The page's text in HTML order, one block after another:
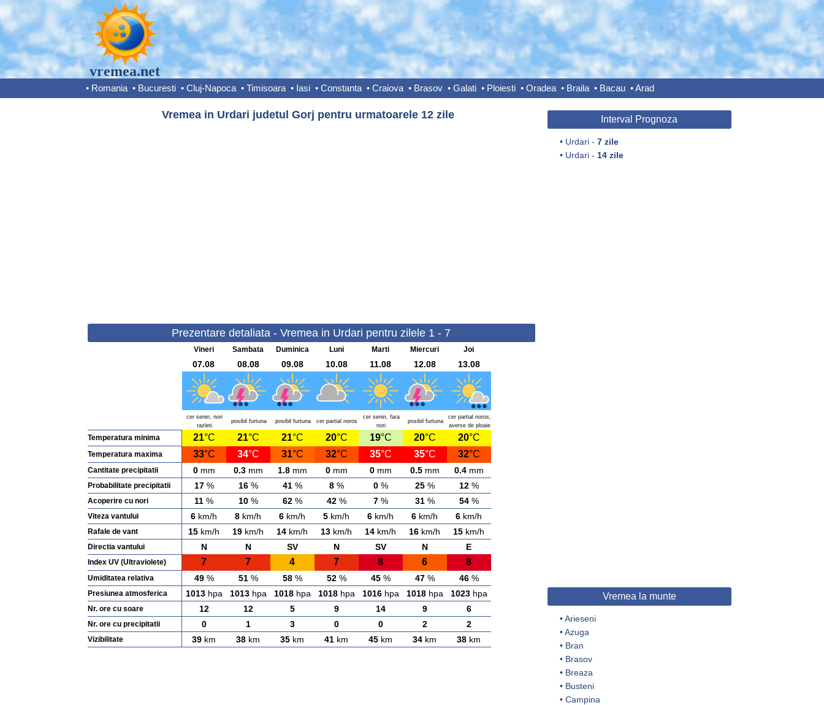
vremea.net
• Romania • Bucuresti • Cluj-Napoca • Timisoara • Iasi • Constanta • Craiova • Brasov • Galati • Ploiesti • Oradea • Braila • Bacau •Arad
Vremea in Urdari judetul Gorj pentru urmatoarele 12 zile
Prezentare detaliata - Vremea in Urdari pentru zilele 1 - 7
Vineri Sambata Duminica Luni Marti Miercuri Joi
07.08 08.08 09.08 10.08 11.08 12.08 13.08
cer senin, nori
razleti
posibil furtuna posibil furtuna cer partial noros
cer senin, fara
nori
posibil furtuna
cer partial noros,
averse de ploaie
Temperatura minima 21°C 21°C 21°C 20°C 19°C 20°C 20°C
Temperatura maxima 33°C 34°C 31°C 32°C 35°C 35°C 32°C
Cantitate precipitatii 0mm 0.3mm 1.8mm 0mm 0mm 0.5mm 0.4mm
Probabilitate precipitatii 17% 16% 41% 8% 0% 25% 12%
Acoperire cu nori 11 % 10% 62% 42% 7% 31% 54%
Viteza vantului 6 km/h 8 km/h 6 km/h 5 km/h 6 km/h 6 km/h 6 km/h
Rafale de vant 15 km/h 19 km/h 14 km/h 13 km/h 14 km/h 16 km/h 15 km/h
Directia vantului N N SV N SV N E
Index UV (Ultraviolete) 7 7 4 7 8 6 8
Umiditatea relativa 49% 51% 58% 52% 45% 47% 46%
Presiunea atmosferica 1013hpa 1013hpa 1018hpa 1018hpa 1016hpa 1018hpa 1023hpa
Nr. ore cu soare 12 12 5 9 14 9 6
Nr. ore cu precipitatii 0 1 3 0 0 2 2
Vizibilitate 39 km 38 km 35 km 41 km 45 km 34 km 38 km
Interval Prognoza
• Urdari - 7 zile
• Urdari - 14 zile
Vremea la munte
•Arieseni
•Azuga
• Bran
• Brasov
• Breaza
• Busteni
• Campina